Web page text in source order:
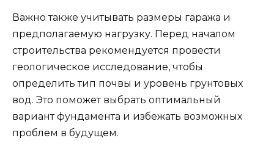
Важно также учитывать размеры гаража и
предполагаемую нагрузку. Перед началом
строительства рекомендуется провести
геологическое исследование, чтобы
определить тип почвы и уровень грунтовых
вод. Это поможет выбрать оптимальный
вариант фундамента и избежать возможных
проблем в будущем.